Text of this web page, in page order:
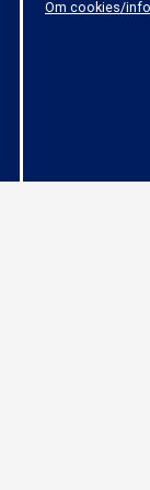
Om cookies/